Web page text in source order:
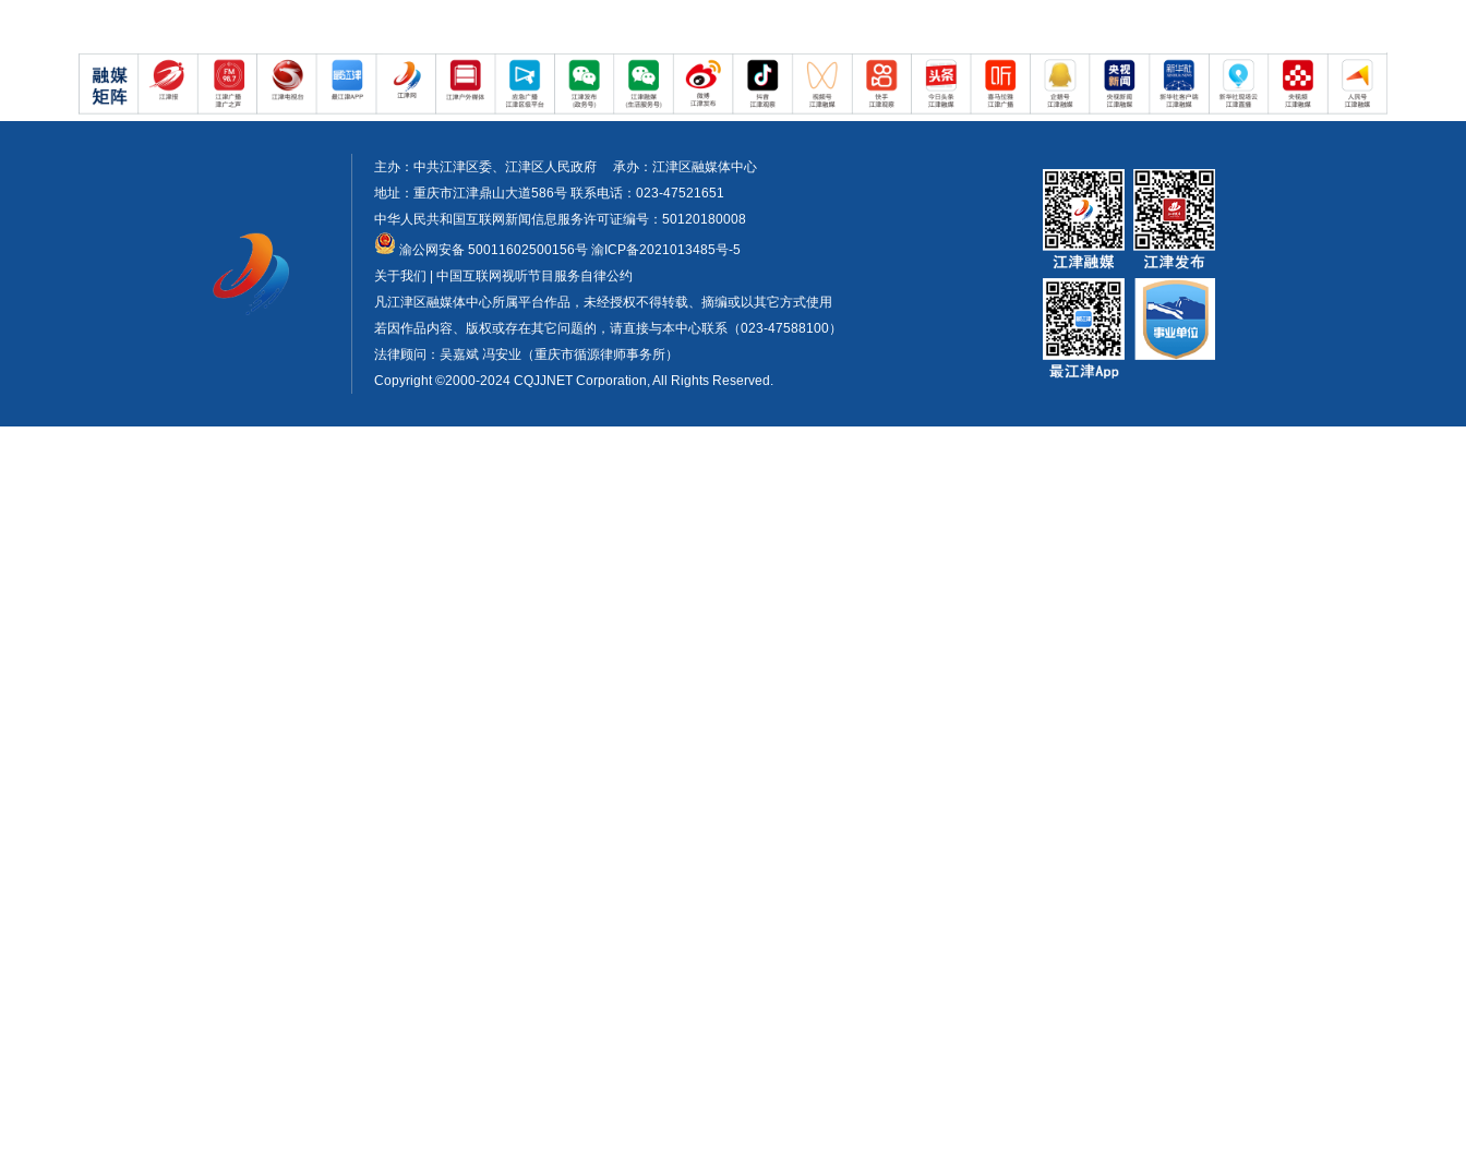
主办：中共江津区委、江津区人民政府 承办：江津区融媒体中心
地址：重庆市江津鼎山大道586号 联系电话：023-47521651
中华人民共和国互联网新闻信息服务许可证编号：50120180008
渝公网安备 50011602500156号 渝ICP备2021013485号-5
关于我们 | 中国互联网视听节目服务自律公约
凡江津区融媒体中心所属平台作品，未经授权不得转载、摘编或以其它方式使用
若因作品内容、版权或存在其它问题的，请直接与本中心联系（023-47588100）
法律顾问：吴嘉斌 冯安业（重庆市循源律师事务所）
Copyright ©2000-2024 CQJJNET Corporation, All Rights Reserved.